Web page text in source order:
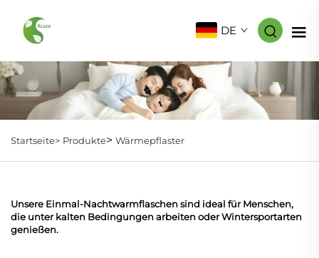
DE
Startseite> Produkte> Wärmepflaster
Unsere Einmal-Nachtwarmflaschen sind ideal für Menschen,
die unter kalten Bedingungen arbeiten oder Wintersportarten
genießen.